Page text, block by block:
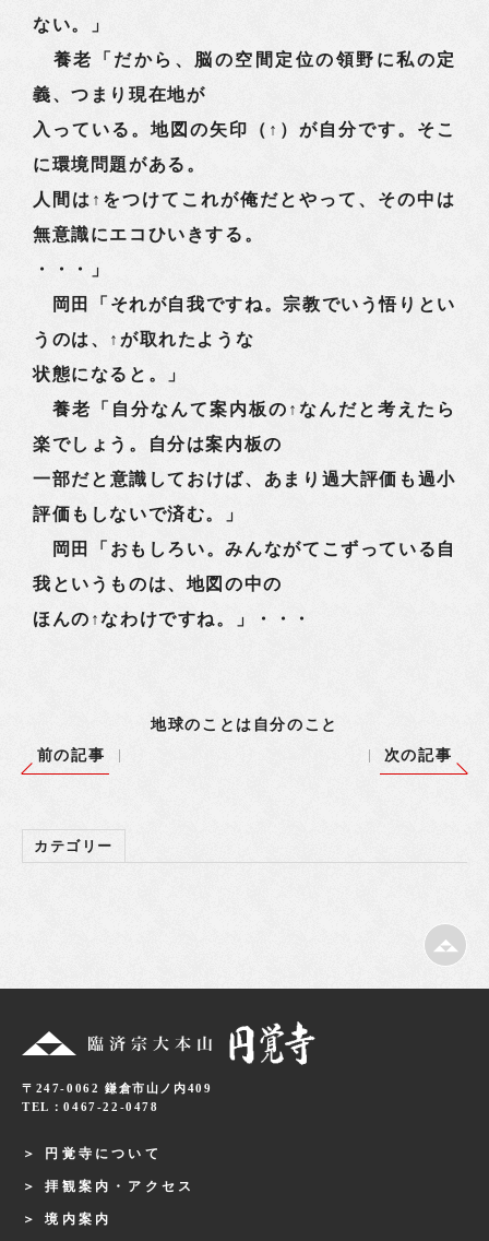
ない。」
養老「だから、脳の空間定位の領野に私の定
義、つまり現在地が
入っている。地図の矢印（↑）が自分です。そこ
に環境問題がある。
人間は↑をつけてこれが俺だとやって、その中は
無意識にエコひいきする。
・・・」
岡田「それが自我ですね。宗教でいう悟りとい
うのは、↑が取れたような
状態になると。」
養老「自分なんて案内板の↑なんだと考えたら
楽でしょう。自分は案内板の
一部だと意識しておけば、あまり過大評価も過小
評価もしないで済む。」
岡田「おもしろい。みんながてこずっている自
我というものは、地図の中の
ほんの↑なわけですね。」・・・
地球のことは自分のこと
前の記事
次の記事
カテゴリー
〒247-0062 鎌倉市山ノ内409
TEL：0467-22-0478
円覚寺について
拝観案内・アクセス
境内案内